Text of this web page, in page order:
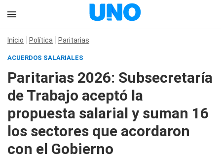
Inicio Política Paritarias
ACUERDOS SALARIALES
Paritarias 2026: Subsecretaría
de Trabajo aceptó la
propuesta salarial y suman 16
los sectores que acordaron
con el Gobierno